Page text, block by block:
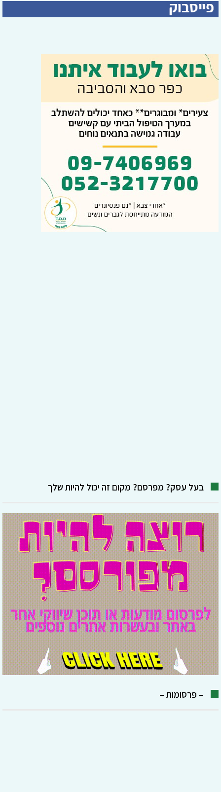
בעל עסק? מפרסם? מקום זה יכול להיות שלך
– פרסומות –